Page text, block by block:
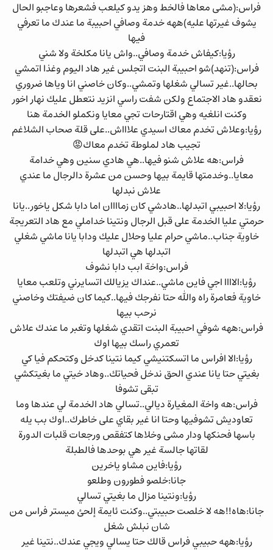
فراس:(مشى معاها فالخط وهز يدو كيلعب فشعرها وعاجبو الحال
يشوف غيرتها عليه)ههه خدمة وصافي احبيبة ما عندك ما تعرفي
فيها
رؤيا:كيفاش خدمة وصافي..واش يانا مكلخة ولا شني
فراس:(تنهد)شو احبيبة البنت اتجلس غير هاد اليوم وغذا اتمشي
بحالها..غير تسالي شغلها وتمشي..وكان خاصني انا وياها ضروري
نعقدو هاد الاجتماع ولكن شفت راسي انزيد نتعطل عليك نهار اخور
وكنت انلغيه وهي اقتارحات تجي معايا ونكملو الخدمة هنا
رؤيا:وعلاش تخدم معاك اسيدي علاااش..على قلة صحاب الشلاغم
تجيب هاد لملوطة تخدم معاك😡
فراس:هه علاش شنو فيها..هي هادي سنين وهي خدامة
معايا..وخدمتها قايمة بيها وحسن من عشرة دالرجال ما عندي
علاش نبدلها
رؤيا:لا احبيبي اتبدلها..هادشي كان زماااان اما دابا شكل ياخور..يانا
حرمتي عليا الخدمة على قبل الرجال ونتينا خداملي مع هاد التعريجة
خاوية جناب..ماشي حرام عليا وحلال عليك ودابا يانا ماشي شغلي
اتبدلها هي اتبدلها
فراس:واخة ابب دابا نشوف
رؤيا:الاااا اجي فاين ماشي..عنداك يزيالك اتسايرني وتلعب معايا
خاوية فعامرة راه والله حتا نفرجك فيها..كيما كان ضيفتك وخاصني
نرحب بيها
فراس:ههه شوفي احبيبة البنت اتقدي شغلها وتغبر ما عندك علاش
تعمري راسك بيها اوك
رؤيا:الا افراس ما اتسكتنيشي كيما نتينا كدخل وكتحكم فيا كي
بغيتي حتا يانا عندي الحق ندخل فحياتك..وهاد خيتي ما بغيتكشي
تبقى تشوفا
فراس:هه واخة المغيارة ديالي..تسالي هاد الخدمة لي عندها وما
تعاوديش تشوفيها وحتا انا غير بقاي على خاطرك..اوك بب يله
باسها فحنكها ودار مشى وخلاها كتفقص ورجعات قلبات الدورة
لقاتها جالسة غير هي بوحدها فالطبلة
رؤيا:فاين مشاو ياخرين
جانا:خلصو فطورون وطلعو
رؤيا:ونتينا مزال ما بغيتي تسالي
جانا:هاه!!هه لا خلصت حبيبتي..وكنت ئايمة إلحئ ميستر فراس من
شان نبلش شغل
رؤيا:ههه حبيبي فراس قالك حتا يسالي ويجي عندك..نتينا غير